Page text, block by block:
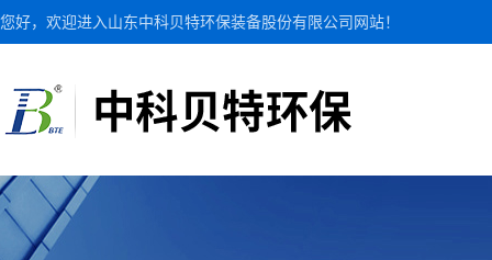
您好，欢迎进入山东中科贝特环保装备股份有限公司网站！